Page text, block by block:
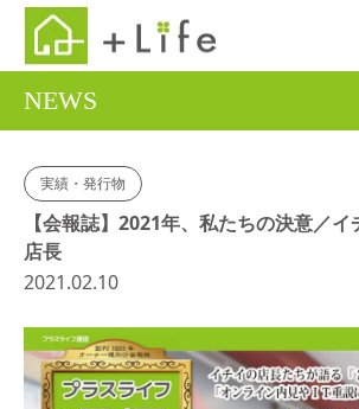
NEWS
実績・発行物
【会報誌】2021年、私たちの決意／
店長
2021.02.10